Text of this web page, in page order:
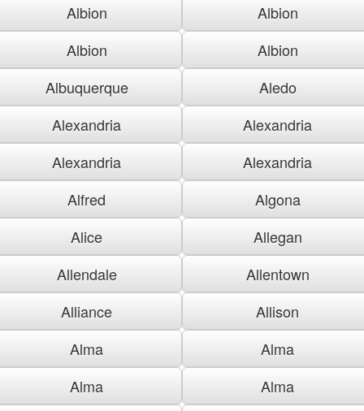
Albion
Albion
Albion
Albion
Albuquerque
Aledo
Alexandria
Alexandria
Alexandria
Alexandria
Alfred
Algona
Alice
Allegan
Allendale
Allentown
Alliance
Allison
Alma
Alma
Alma
Alma